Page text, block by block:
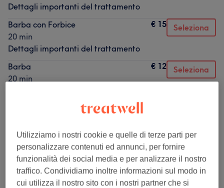
Dettagli importanti del trattamento
Barba con Forbice
20 min
Dettagli importanti del trattamento
€ 15 Seleziona
Barba
20 min
€ 12 Seleziona
Dettagli importanti del trattamento
Sfoglia la lista dei servizi
Utilizziamo i nostri cookie e quelle di terze parti per
personalizzare contenuti ed annunci, per fornire
funzionalità dei social media e per analizzare il nostro
traffico. Condividiamo inoltre informazioni sul modo in
cui utilizza il nostro sito con i nostri partner che si